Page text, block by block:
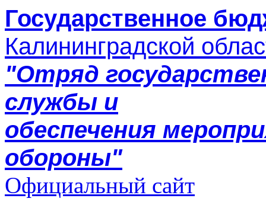
Государственное
Калининградской
"Отряд
службы и
обеспечения
обороны"
Официальный сайт